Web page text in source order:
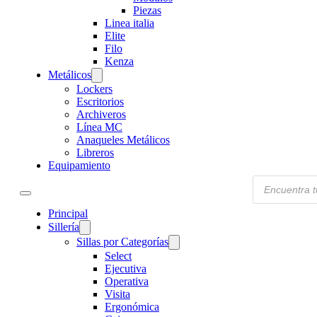
Piezas
Linea italia
Elite
Filo
Kenza
Metálicos
Lockers
Escritorios
Archiveros
Línea MC
Anaqueles Metálicos
Libreros
Equipamiento
Principal
Sillería
Sillas por Categorías
Select
Ejecutiva
Operativa
Visita
Ergonómica
Products
search